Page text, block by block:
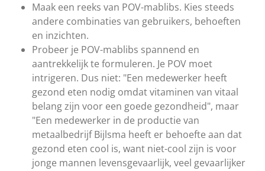
Maak een reeks van POV-mablibs. Kies steeds
andere combinaties van gebruikers, behoeften
en inzichten.
Probeer je POV-mablibs spannend en
aantrekkelijk te formuleren. Je POV moet
intrigeren. Dus niet: "Een medewerker heeft
gezond eten nodig omdat vitaminen van vitaal
belang zijn voor een goede gezondheid", maar
"Een medewerker in de productie van
metaalbedrijf Bijlsma heeft er behoefte aan dat
gezond eten cool is, want niet-cool zijn is voor
jonge mannen levensgevaarlijk, veel gevaarlijker